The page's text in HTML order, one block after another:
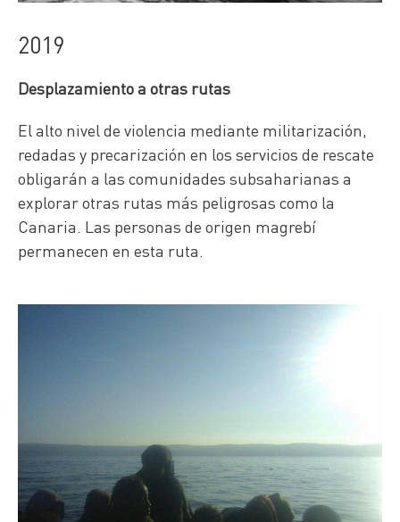
2019
Desplazamiento a otras rutas
El alto nivel de violencia mediante militarización,
redadas y precarización en los servicios de rescate
obligarán a las comunidades subsaharianas a
explorar otras rutas más peligrosas como la
Canaria. Las personas de origen magrebí
permanecen en esta ruta.